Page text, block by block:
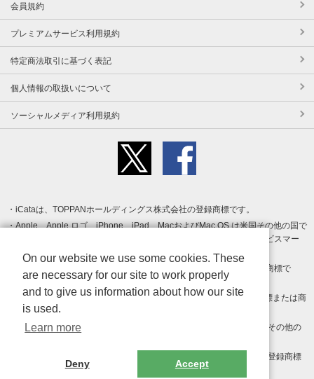
会員規約
プレミアムサービス利用規約
特定商法取引に基づく表記
個人情報の取扱いについて
ソーシャルメディア利用規約
iCataは、TOPPANホールディングス株式会社の登録商標です。
Apple、Apple ロゴ、iPhone、iPad、MacおよびMac OS は米国その他の国で
登録された Apple Inc. の商標です。App Store は Apple Inc. のサービスマー
クです。
Android、Google Play および Google Play ロゴ は Google LLC の商標で
す。
Windows は Microsoft Inc.の米国およびその他の国における登録商標または商
標です。
Adobe、Adobe Reader、Adobe PDF は、Adobe Inc.の米国およびその他の
その他、記載されている会社名、商品名、ロゴは各社の商標または登録商標
On our website we use some cookies. These
are necessary for our site to work properly
and to give us information about how our site
is used.
Learn more
Deny Accept